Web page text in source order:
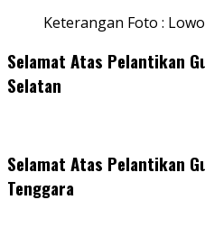
Keterangan Foto :
Selamat Atas Pelantikan
Selatan
Selamat Atas Pelantikan
Tenggara